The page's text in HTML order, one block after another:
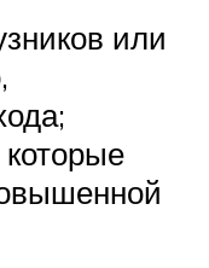
или